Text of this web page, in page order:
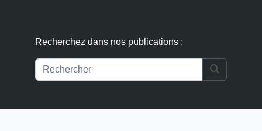
Recherchez dans nos publications :